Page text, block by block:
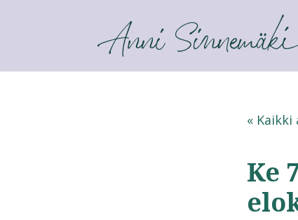
ANNI SINNEMÄKI
«
Ke